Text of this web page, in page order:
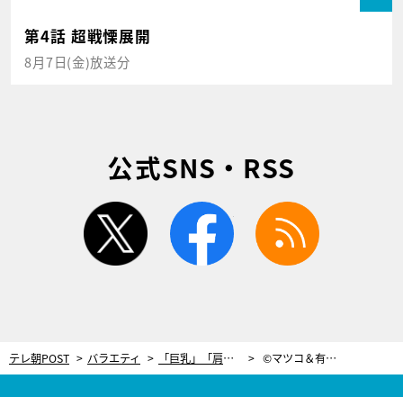
第4話 超戦慄展開
8月7日(金)放送分
公式SNS・RSS
twitter facebook
テレ朝POST バラエティ 「巨乳」「肩がメロン」マツコ＆有吉、ボディビルのアツイ“かけ声”に興味津々！ ©マツコ＆有吉 かりそめ天国